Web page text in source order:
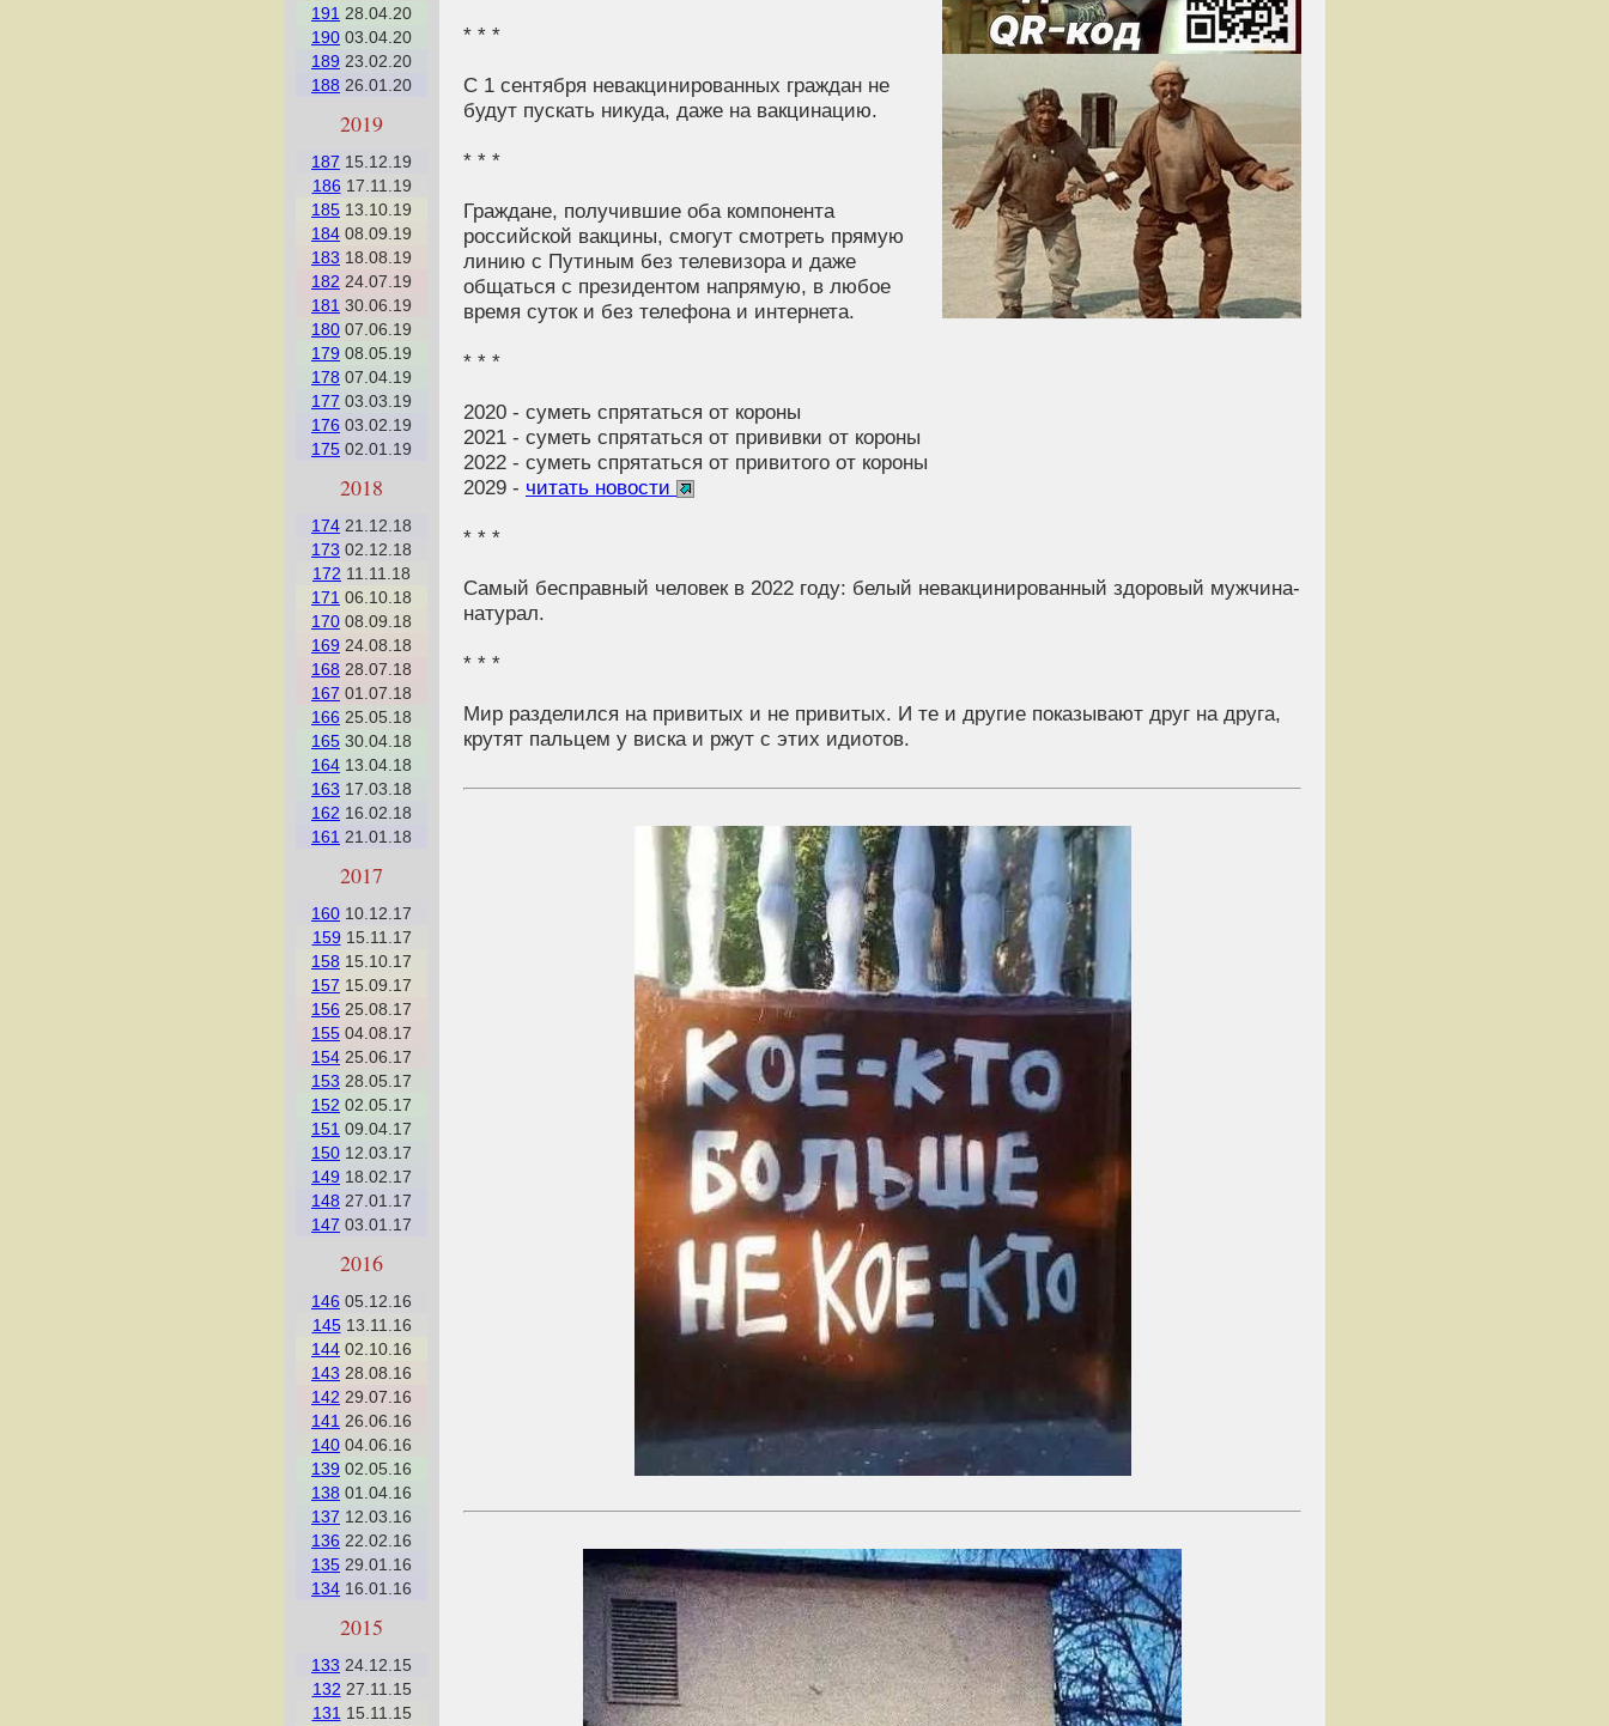
191 28.04.20
190 03.04.20
189 23.02.20
188 26.01.20
2019
187 15.12.19
186 17.11.19
185 13.10.19
184 08.09.19
183 18.08.19
182 24.07.19
181 30.06.19
180 07.06.19
179 08.05.19
178 07.04.19
177 03.03.19
176 03.02.19
175 02.01.19
2018
174 21.12.18
173 02.12.18
172 11.11.18
171 06.10.18
170 08.09.18
169 24.08.18
168 28.07.18
167 01.07.18
166 25.05.18
165 30.04.18
164 13.04.18
163 17.03.18
162 16.02.18
161 21.01.18
2017
160 10.12.17
159 15.11.17
158 15.10.17
157 15.09.17
156 25.08.17
155 04.08.17
154 25.06.17
153 28.05.17
152 02.05.17
151 09.04.17
150 12.03.17
149 18.02.17
148 27.01.17
147 03.01.17
2016
146 05.12.16
14513.11.16
144 02.10.16
143 28.08.16
142 29.07.16
141 26.06.16
140 04.06.16
139 02.05.16
138 01.04.16
137 12.03.16
136 22.02.16
135 29.01.16
134 16.01.16
2015
133 24.12.15
132 27.11.15
131 15.11.15
* * *
С 1 сентября невакцинированных граждан не
будут пускать никуда, даже на вакцинацию.
* * *
Граждане, получившие оба компонента
российской вакцины, смогут смотреть прямую
линию с Путиным без телевизора и даже
общаться с президентом напрямую, в любое
время суток и без телефона и интернета.
* * *
2020 - суметь спрятаться от короны
2021 - суметь спрятаться от прививки от короны
2022 - суметь спрятаться от привитого от короны
2029 - читать новости
* * *
Самый бесправный человек в 2022 году: белый невакцинированный здоровый мужчина-
натурал.
* * *
Мир разделился на привитых и не привитых. И те и другие показывают друг на друга,
крутят пальцем у виска и ржут с этих идиотов.